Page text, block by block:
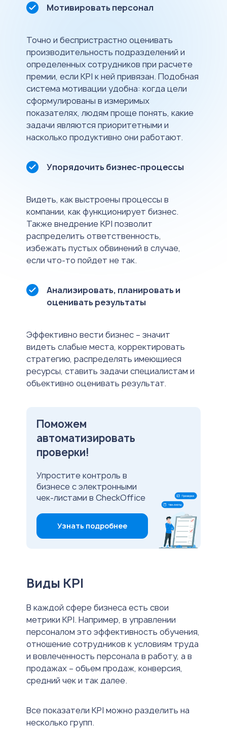
Мотивировать персонал
Точно и беспристрастно оценивать
производительность подразделений и
определенных сотрудников при расчете
премии, если KPI к ней привязан. Подобная
система мотивации удобна: когда цели
сформулированы в измеримых
показателях, людям проще понять, какие
задачи являются приоритетными и
насколько продуктивно они работают.
Упорядочить бизнес-процессы
Видеть, как выстроены процессы в
компании, как функционирует бизнес.
Также внедрение KPI позволит
распределить ответственность,
избежать пустых обвинений в случае,
если что-то пойдет не так.
Анализировать, планировать и
оценивать результаты
Эффективно вести бизнес – значит
видеть слабые места, корректировать
стратегию, распределять имеющиеся
ресурсы, ставить задачи специалистам и
объективно оценивать результат.
Поможем
автоматизировать
проверки!
Упростите контроль в
бизнесе с электронными
чек-листами в CheckOffice
Узнать подробнее
Виды KPI
В каждой сфере бизнеса есть свои
метрики KPI. Например, в управлении
персоналом это эффективность обучения,
отношение сотрудников к условиям труда
и вовлеченность персонала в работу, а в
продажах – объем продаж, конверсия,
средний чек и так далее.
Все показатели KPI можно разделить на
несколько групп.